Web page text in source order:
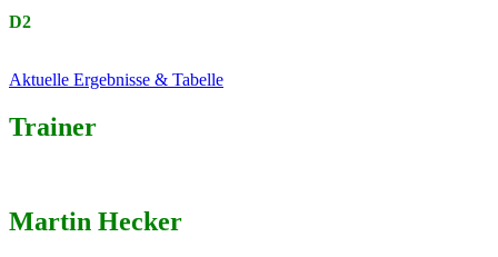
D2
Aktuelle Ergebnisse & Tabelle
Trainer
Martin Hecker